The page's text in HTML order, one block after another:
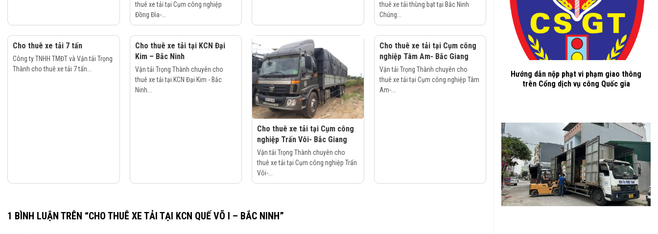
thuê xe tải tại Cụm công nghiệp
Đồng Đìa-...
thuê xe tải thùng bạt tại Bắc Ninh
Chúng...
Cho thuê xe tải 7 tấn
Công ty TNHH TMĐT và Vận tải Trọng
Thành cho thuê xe tải 7 tấn...
Cho thuê xe tải tại KCN Đại
Kim – Bắc Ninh
Vận tải Trọng Thành chuyên cho
thuê xe tải tại KCN Đại Kim - Bắc
Ninh...
Cho thuê xe tải tại Cụm công
nghiệp Trấn Vôi- Bắc Giang
Vận tải Trọng Thành chuyên cho
thuê xe tải tại Cụm công nghiệp Trấn
Vôi-...
Cho thuê xe tải tại Cụm công
nghiệp Tâm Am- Bắc Giang
Vận tải Trọng Thành chuyên cho
thuê xe tải tại Cụm công nghiệp Tâm
Am-...
1 BÌNH LUẬN TRÊN “CHO THUÊ XE TẢI TẠI KCN QUẾ VÕ I – BẮC NINH”
Hướng dẫn nộp phạt vi phạm giao thông
trên Cổng dịch vụ công Quốc gia